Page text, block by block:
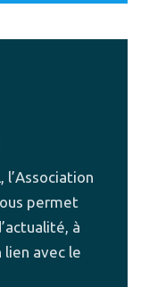
l’Association
permet
à
lien avec le